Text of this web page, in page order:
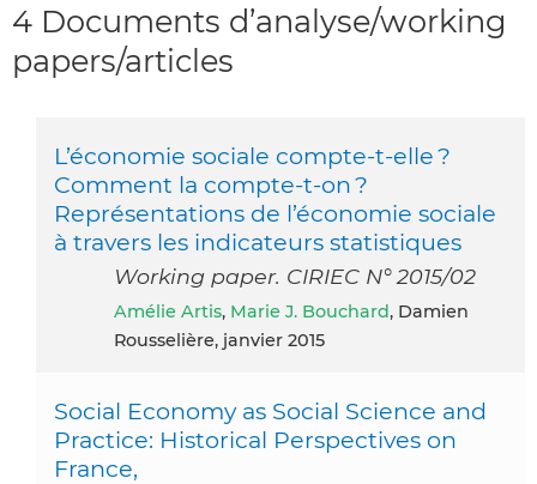
4 Documents d’analyse/working
papers/articles
L’économie sociale compte-t-elle ?
Comment la compte-t-on ?
Représentations de l’économie sociale
à travers les indicateurs statistiques
Working paper. CIRIEC N° 2015/02
Amélie Artis, Marie J. Bouchard, Damien
Rousselière, janvier 2015
Social Economy as Social Science and
Practice: Historical Perspectives on
France,